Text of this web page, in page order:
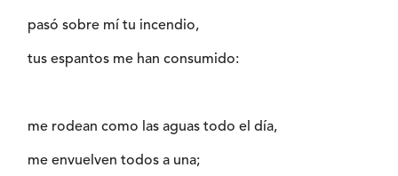
pasó sobre mí tu incendio,
tus espantos me han consumido:
me rodean como las aguas todo el día,
me envuelven todos a una;